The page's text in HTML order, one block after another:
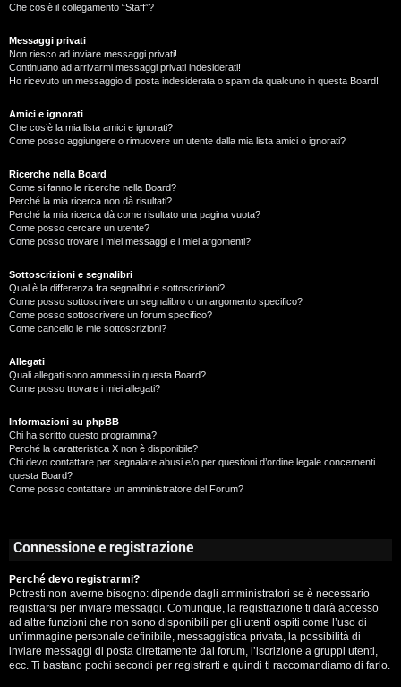
Che cos’è il collegamento “Staff”?
Messaggi privati
Non riesco ad inviare messaggi privati!
Continuano ad arrivarmi messaggi privati indesiderati!
Ho ricevuto un messaggio di posta indesiderata o spam da qualcuno in questa Board!
Amici e ignorati
Che cos’è la mia lista amici e ignorati?
Come posso aggiungere o rimuovere un utente dalla mia lista amici o ignorati?
Ricerche nella Board
Come si fanno le ricerche nella Board?
Perché la mia ricerca non dà risultati?
Perché la mia ricerca dà come risultato una pagina vuota?
Come posso cercare un utente?
Come posso trovare i miei messaggi e i miei argomenti?
Sottoscrizioni e segnalibri
Qual è la differenza fra segnalibri e sottoscrizioni?
Come posso sottoscrivere un segnalibro o un argomento specifico?
Come posso sottoscrivere un forum specifico?
Come cancello le mie sottoscrizioni?
Allegati
Quali allegati sono ammessi in questa Board?
Come posso trovare i miei allegati?
Informazioni su phpBB
Chi ha scritto questo programma?
Perché la caratteristica X non è disponibile?
Chi devo contattare per segnalare abusi e/o per questioni d’ordine legale concernenti
questa Board?
Come posso contattare un amministratore del Forum?
Connessione e registrazione
Perché devo registrarmi?
Potresti non averne bisogno: dipende dagli amministratori se è necessario
registrarsi per inviare messaggi. Comunque, la registrazione ti darà accesso
ad altre funzioni che non sono disponibili per gli utenti ospiti come l’uso di
un’immagine personale definibile, messaggistica privata, la possibilità di
inviare messaggi di posta direttamente dal forum, l’iscrizione a gruppi utenti,
ecc. Ti bastano pochi secondi per registrarti e quindi ti raccomandiamo di farlo.